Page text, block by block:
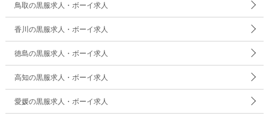
鳥取の黒服求人・ボーイ求人
香川の黒服求人・ボーイ求人
徳島の黒服求人・ボーイ求人
高知の黒服求人・ボーイ求人
愛媛の黒服求人・ボーイ求人